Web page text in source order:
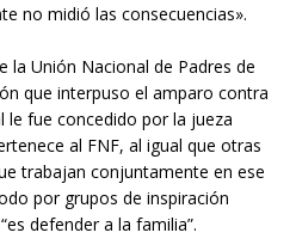
no midió las consecuencias».
la Unión Nacional de Padres de
que interpuso el amparo contra
le fue concedido por la jueza
al FNF, al igual que otras
trabajan conjuntamente en ese
por grupos de inspiración
defender a la familia”.